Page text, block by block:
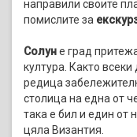
направили своите
помислите за
Солуне град
култура. Както
редица
столица на една от
така е бил и един от
цяла Византия.